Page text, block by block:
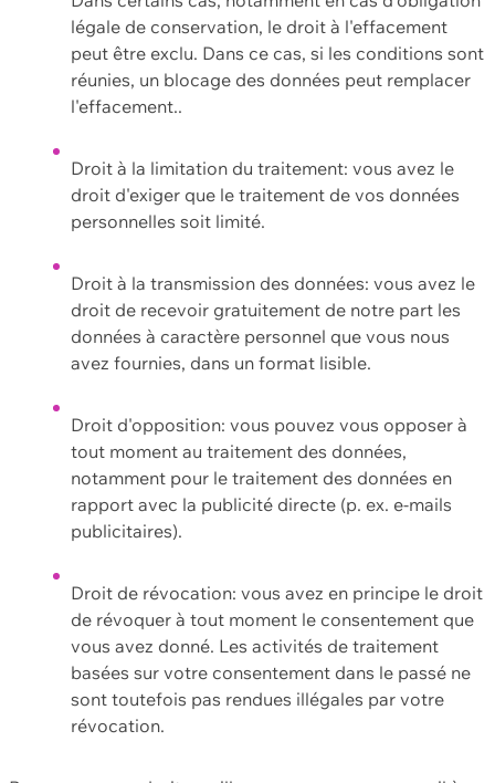
légale de conservation, le droit à l'effacement
peut être exclu. Dans ce cas, si les conditions sont
réunies, un blocage des données peut remplacer
l'effacement..
Droit à la limitation du traitement: vous avez le
droit d'exiger que le traitement de vos données
personnelles soit limité.
Droit à la transmission des données: vous avez le
droit de recevoir gratuitement de notre part les
données à caractère personnel que vous nous
avez fournies, dans un format lisible.
Droit d'opposition: vous pouvez vous opposer à
tout moment au traitement des données,
notamment pour le traitement des données en
rapport avec la publicité directe (p. ex. e-mails
publicitaires).
Droit de révocation: vous avez en principe le droit
de révoquer à tout moment le consentement que
vous avez donné. Les activités de traitement
basées sur votre consentement dans le passé ne
sont toutefois pas rendues illégales par votre
révocation.